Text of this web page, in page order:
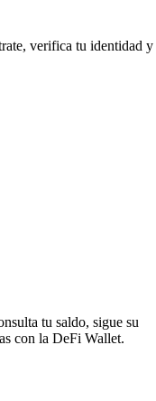
verifica tu identidad y
tu saldo, sigue su
con la DeFi Wallet.